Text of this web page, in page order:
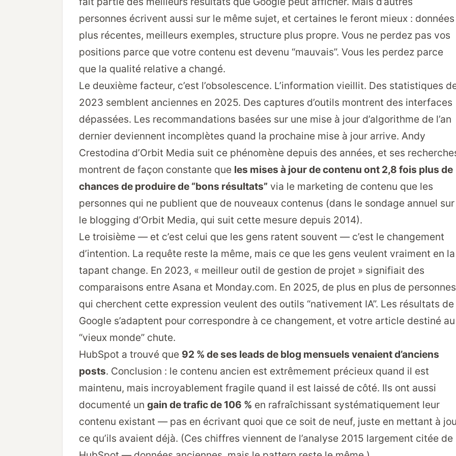
personnes écrivent aussi sur le même sujet, et certaines le feront mieux : données
plus récentes, meilleurs exemples, structure plus propre. Vous ne perdez pas vos
positions parce que votre contenu est devenu “mauvais”. Vous les perdez parce
que la qualité relative a changé.
Le deuxième facteur, c’est l’obsolescence. L’information vieillit. Des statistiques
2023 semblent anciennes en 2025. Des captures d’outils montrent des interfaces
dépassées. Les recommandations basées sur une mise à jour d’algorithme de l’an
dernier deviennent incomplètes quand la prochaine mise à jour arrive. Andy
Crestodina d’Orbit Media suit ce phénomène depuis des années, et ses
montrent de façon constante que les mises à jour de contenu ont 2,8 fois plus de
chances de produire de “bons résultats” via le marketing de contenu que les
personnes qui ne publient que de nouveaux contenus (dans le sondage annuel sur
le blogging d’Orbit Media, qui suit cette mesure depuis 2014).
Le troisième — et c’est celui que les gens ratent souvent — c’est le changement
d’intention. La requête reste la même, mais ce que les gens veulent vraiment en la
tapant change. En 2023, « meilleur outil de gestion de projet » signifiait des
comparaisons entre Asana et Monday.com. En 2025, de plus en plus de personnes
qui cherchent cette expression veulent des outils “nativement IA”. Les résultats de
Google s’adaptent pour correspondre à ce changement, et votre article destiné au
“vieux monde” chute.
HubSpot a trouvé que 92 % de ses leads de blog mensuels venaient d’anciens
posts. Conclusion : le contenu ancien est extrêmement précieux quand il est
maintenu, mais incroyablement fragile quand il est laissé de côté. Ils ont aussi
documenté un gain de trafic de 106 % en rafraîchissant systématiquement leur
contenu existant — pas en écrivant quoi que ce soit de neuf, juste en mettant à
ce qu’ils avaient déjà. (Ces chiffres viennent de l’analyse 2015 largement citée de